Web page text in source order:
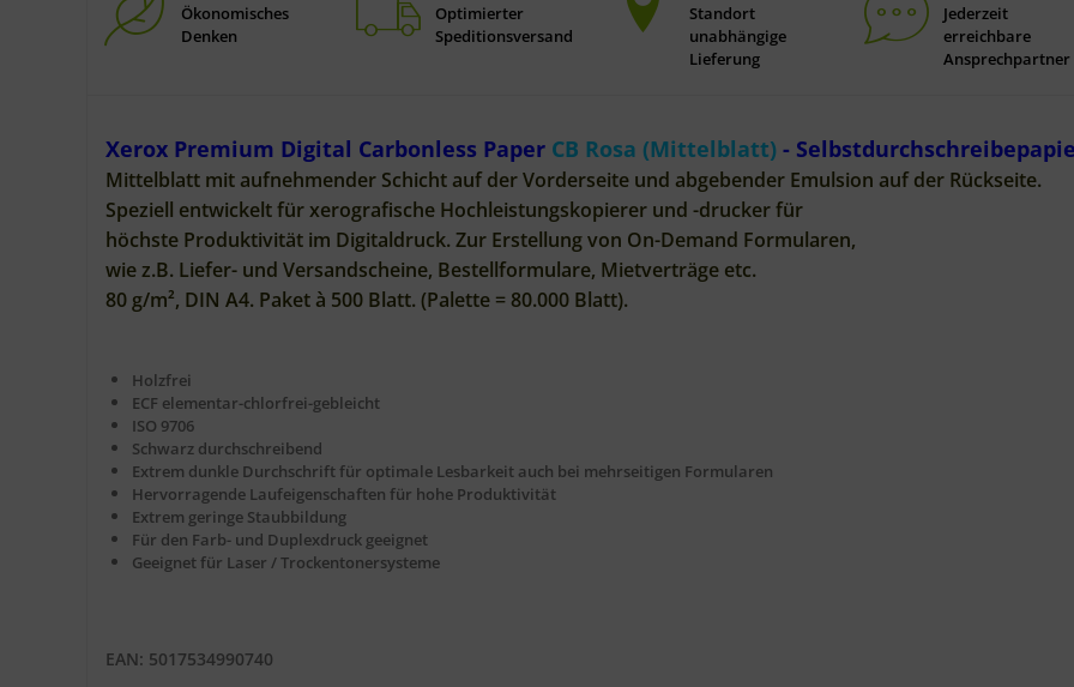
Ökonomisches
Denken
Optimierter
Speditionsversand
Standort
unabhängige
Lieferung
Jederzeit
erreichbare
Ansprechpartner
Xerox Premium Digital Carbonless Paper CB Rosa (Mittelblatt) -
Mittelblatt mit aufnehmender Schicht auf der Vorderseite und abgebender Emulsion auf der Rückseite.
Speziell entwickelt für xerografische Hochleistungskopierer und -drucker für
höchste Produktivität im Digitaldruck. Zur Erstellung von On-Demand Formularen,
wie z.B. Liefer- und Versandscheine, Bestellformulare, Mietverträge etc.
80 g/m², DIN A4. Paket à 500 Blatt. (Palette = 80.000 Blatt).
Holzfrei
ECF elementar-chlorfrei-gebleicht
ISO 9706
Schwarz durchschreibend
Extrem dunkle Durchschrift für optimale Lesbarkeit auch bei mehrseitigen Formularen
Hervorragende Laufeigenschaften für hohe Produktivität
Extrem geringe Staubbildung
Für den Farb- und Duplexdruck geeignet
Geeignet für Laser / Trockentonersysteme
EAN: 5017534990740